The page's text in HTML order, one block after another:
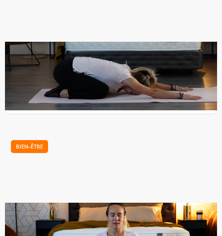
Notre tutoriel d'étirements pour bien dormir
Nikol, coach sportive, vous prodigue quelques notions de
yoga à faire avant le coucher pour bien dormir. Ce sont des
postures douces, adaptées à tous.
BIEN-ÊTRE
Notre tutoriel de relaxation pour bien dormir
Nikol, coach sportive, vous propose quelques techniques